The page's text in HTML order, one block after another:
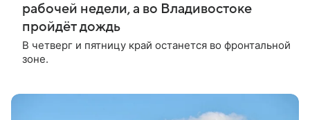
рабочей недели, а во Владивостоке
пройдёт дождь
В четверг и пятницу край останется во фронтальной
зоне.